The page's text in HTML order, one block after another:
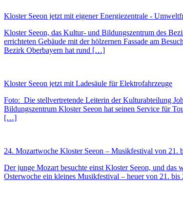
Kloster Seeon jetzt mit eigener Energiezentrale -
Kloster Seeon, das Kultur- und Bildungszentrum des
errichteten Gebäude mit der hölzernen Fassade am
Bezirk Oberbayern hat rund […]
Kloster Seeon jetzt mit Ladesäule für Elektrofahrzeuge
Foto: Die stellvertretende Leiterin der Kulturabteilung
Bildungszentrum Kloster Seeon hat seinen Service für
[…]
24. Mozartwoche Kloster Seeon – Musikfestival von 21.
Der junge Mozart besuchte einst Kloster Seeon, und
Osterwoche ein kleines Musikfestival – heuer von 21.